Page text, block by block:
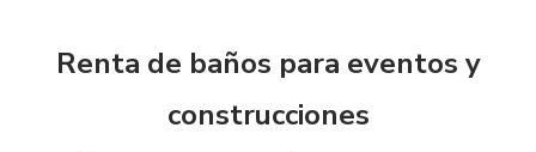
Renta de baños para eventos y
construcciones